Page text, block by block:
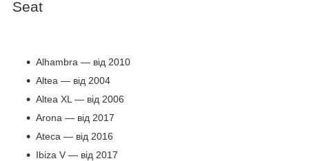
Seat
Alhambra — від 2010
Altea — від 2004
Altea XL — від 2006
Arona — від 2017
Ateca — від 2016
Ibiza V — від 2017